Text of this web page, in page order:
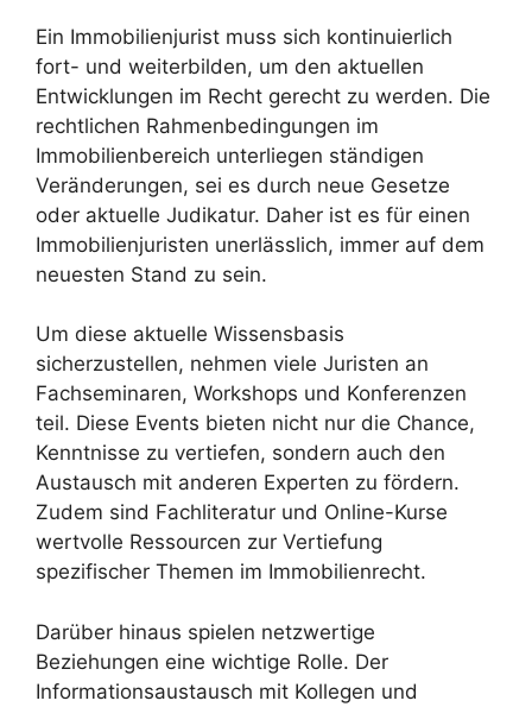
Ein Immobilienjurist muss sich kontinuierlich
fort- und weiterbilden, um den aktuellen
Entwicklungen im Recht gerecht zu werden. Die
rechtlichen Rahmenbedingungen im
Immobilienbereich unterliegen ständigen
Veränderungen, sei es durch neue Gesetze
oder aktuelle Judikatur. Daher ist es für einen
Immobilienjuristen unerlässlich, immer auf dem
neuesten Stand zu sein.
Um diese aktuelle Wissensbasis
sicherzustellen, nehmen viele Juristen an
Fachseminaren, Workshops und Konferenzen
teil. Diese Events bieten nicht nur die Chance,
Kenntnisse zu vertiefen, sondern auch den
Austausch mit anderen Experten zu fördern.
Zudem sind Fachliteratur und Online-Kurse
wertvolle Ressourcen zur Vertiefung
spezifischer Themen im Immobilienrecht.
Darüber hinaus spielen netzwertige
Beziehungen eine wichtige Rolle. Der
Informationsaustausch mit Kollegen und